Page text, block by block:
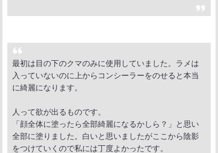
最初は目の下のクマのみに使用していました。ラメは
入っていないのに上からコンシーラーをのせると本当
に綺麗になります。
人って欲が出るものです。
「顔全体に塗ったら全部綺麗になるかしら？」と思い
全部に塗りました。白いと思いましたがここから陰影
をつけていくので私には丁度よかったです。